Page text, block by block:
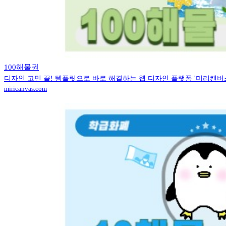
100해물권
디자인 고민 끝! 템플릿으로 바로 해결하는 웹 디자인 플랫폼 '미리캔버
miricanvas.com